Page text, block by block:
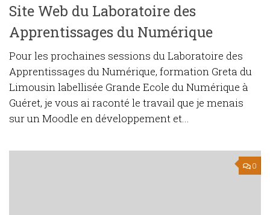
Site Web du Laboratoire des
Apprentissages du Numérique
Pour les prochaines sessions du Laboratoire des
Apprentissages du Numérique, formation Greta du
Limousin labellisée Grande Ecole du Numérique à
Guéret, je vous ai raconté le travail que je menais
sur un Moodle en développement et...
0